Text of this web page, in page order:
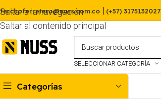
Saltar a la navegación
Saltar al contenido principal
ferchoferretero@nuss.com.co | (+57) 3175132027
SELECCIONAR CATEGORÍA
Categorías